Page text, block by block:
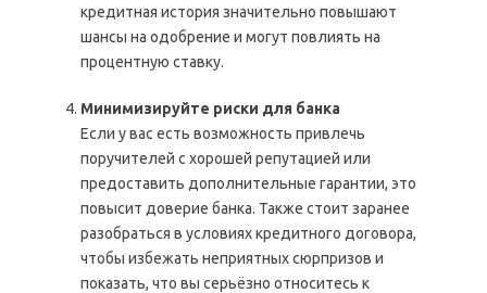
кредитная история значительно повышают
шансы на одобрение и могут повлиять на
процентную ставку.
Минимизируйте риски для банка
Если у вас есть возможность привлечь
поручителей с хорошей репутацией или
предоставить дополнительные гарантии, это
повысит доверие банка. Также стоит заранее
разобраться в условиях кредитного договора,
чтобы избежать неприятных сюрпризов и
показать, что вы серьёзно относитесь к